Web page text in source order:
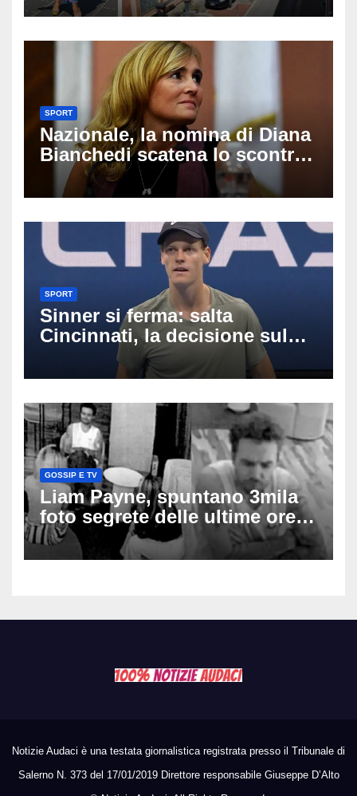
registi
SPORT
Nazionale, la nomina di Diana
Bianchedi scatena lo scontro
tra Figc e Coni: cosa sta
succedendo
SPORT
Sinner si ferma: salta
Cincinnati, la decisione sul
ginocchio cambia il percorso
verso gli US Open
GOSSIP E TV
Liam Payne, spuntano 3mila
foto segrete delle ultime ore:
cosa è successo prima della
tragica caduta dall’hotel
Notizie Audaci è una testata giornalistica registrata presso il Tribunale di
Salerno N. 373 del 17/01/2019 Direttore responsabile Giuseppe D’Alto